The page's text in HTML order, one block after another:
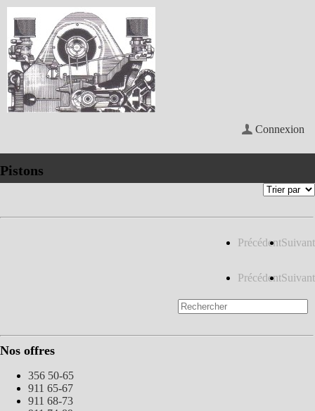
Connexion
Pistons
PrécédentSuivant
PrécédentSuivant
Nos offres
356 50-65
911 65-67
911 68-73